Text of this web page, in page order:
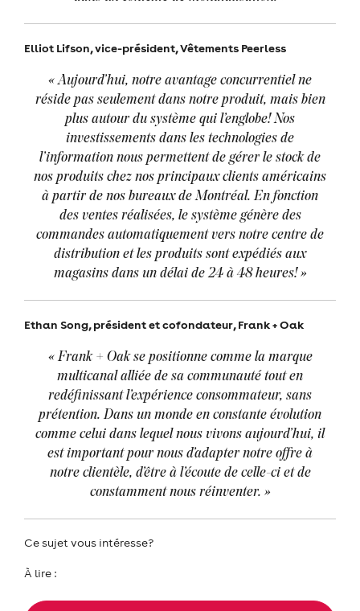
Elliot Lifson, vice-président, Vêtements Peerless
«Aujourd’hui, notre avantage concurrentiel ne
réside pas seulement dans notre produit, mais bien
plus autour du système qui l’englobe! Nos
investissements dans les technologies de
l’information nous permettent de gérer le stock de
nos produits chez nos principaux clients américains
à partir de nos bureaux de Montréal. En fonction
des ventes réalisées, le système génère des
commandes automatiquement vers notre centre de
distribution et les produits sont expédiés aux
magasins dans un délai de 24 à 48 heures!»
Ethan Song, président et cofondateur, Frank + Oak
« Frank + Oak se positionne comme la marque
multicanal alliée de sa communauté tout en
redéfinissant l’expérience consommateur, sans
prétention. Dans un monde en constante évolution
comme celui dans lequel nous vivons aujourd’hui, il
est important pour nous d’adapter notre offre à
notre clientèle, d’être à l’écoute de celle-ci et de
constamment nous réinventer. »
Ce sujet vous intéresse?
À lire :